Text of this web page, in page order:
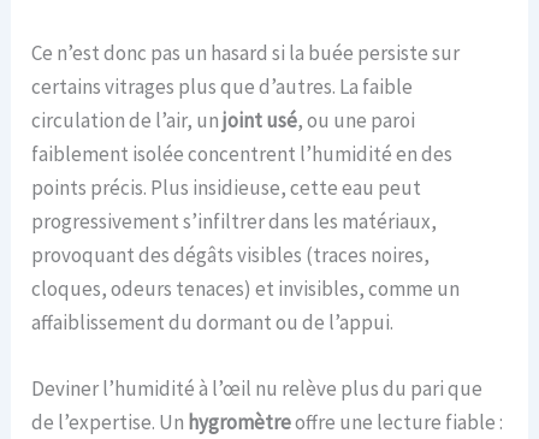
Ce n’est donc pas un hasard si la buée persiste sur
certains vitrages plus que d’autres. La faible
circulation de l’air, unjoint usé, ou une paroi
faiblement isolée concentrent l’humidité en des
points précis. Plus insidieuse, cette eau peut
progressivement s’infiltrer dans les matériaux,
provoquant des dégâts visibles (traces noires,
cloques, odeurs tenaces) et invisibles, comme un
affaiblissement du dormant ou de l’appui.
Deviner l’humidité à l’œil nu relève plus du pari que
de l’expertise. Un hygromètreoffre une lecture fiable :